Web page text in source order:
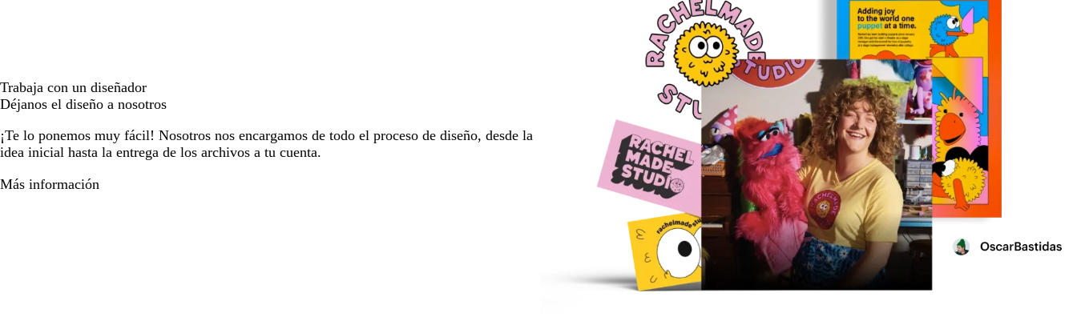
Trabaja con un diseñador
Déjanos el diseño a nosotros
¡Te lo ponemos muy fácil! Nosotros nos encargamos de todo el proceso de diseño, desde la
idea inicial hasta la entrega de los archivos a tu cuenta.
Más información